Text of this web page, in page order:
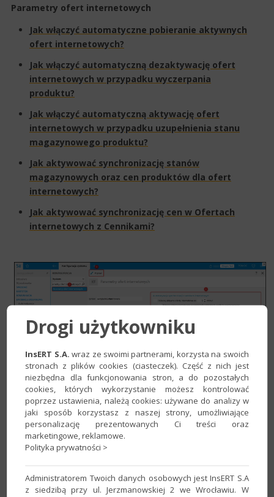
Parametry ofert internetowych​
Jak włączyć automatyczne pobieranie aktywnych
ofert internetowych?​​
Jak włączyć automatyczną dezaktywację ofert
internetowych w przypadku wyczerpania
produktu?
Jak włączyć automatyczną aktywację ofert
internetowych w przypadku uzupełnienia stanu
magazynowego produktu?​
Jak aktywować synchronizację stanów
magazynowych oraz cen produktów dla ofert
internetowych?​
Jak aktywować synchronizację cen w Ofertach
internetowych z Cennikami?​
Parametró​w zamówień wysyłkowych
Jak aktywować automatyczne pobieranie
Jak aktywować automatyczne generowanie
Drogi użytkowniku
InsERT S.A. wraz ze swoimi partnerami, korzysta na swoich
stronach z plików cookies (ciasteczek). Część z nich jest
niezbędna dla funkcjonowania stron, a do pozostałych
cookies, których wykorzystanie możesz kontrolować
poprzez ustawienia, należą cookies: używane do analizy w
jaki sposób korzystasz z naszej strony, umożliwiające
personalizację prezentowanych Ci treści oraz
marketingowe, reklamowe.
Polityka prywatności >
Administratorem Twoich danych osobowych jest InsERT S.A
z siedzibą przy ul. Jerzmanowskiej 2 we Wrocławiu. W